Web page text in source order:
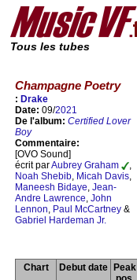
Tous les tubes
Champagne Poetry
: Drake
Date: 09/2021
De l'album: Certified Lover
Boy
Commentaire:
[OVO Sound]
écrit parAubrey Graham
,
Noah Shebib, Micah Davis,
Maneesh Bidaye, Jean-
Andre Lawrence, John
Lennon, Paul McCartney &
Gabriel Hardeman Jr.
Chart Debut date
Peak